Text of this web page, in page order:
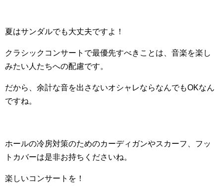
夏はサンダルでも大丈夫ですよ！
クラシックコンサートで最優先すべきことは、音楽を楽し
みたい人たちへの配慮です。
だから、余計な音を出さないオシャレならなんでもOKなん
ですね。
ホールの冷房対策のためのカーディガンやスカーフ、フッ
トカバーは是非お持ちくださいね。
楽しいコンサートを！